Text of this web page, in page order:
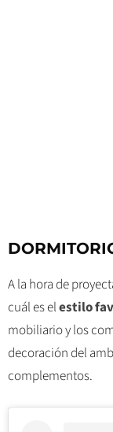
A la hora de
cuál es elestilo
mobiliario y los
decoración del
complementos.